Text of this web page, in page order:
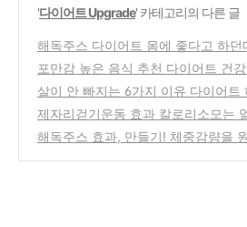
'다이어트 Upgrade' 카테고리의 다른 글
해독주스 다이어트 몸에 좋다고 하던
사항은!?
(0)
포만감 높은 음식 추천 다이어트 건강
(2)
살이 안 빠지는 6가지 이유 다이어트
법!
(4)
제자리걷기운동 효과 칼로리소모는
까?
(1)
해독주스 효과, 만들기! 체중감량을